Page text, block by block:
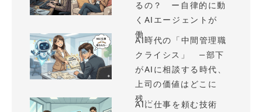
るの？ ー自律的に動
くAIエージェントが
働...
AI時代の「中間管理職
クライシス」 —部下
がAIに相談する時代、
上司の価値はどこに
残...
AIに仕事を頼む技術